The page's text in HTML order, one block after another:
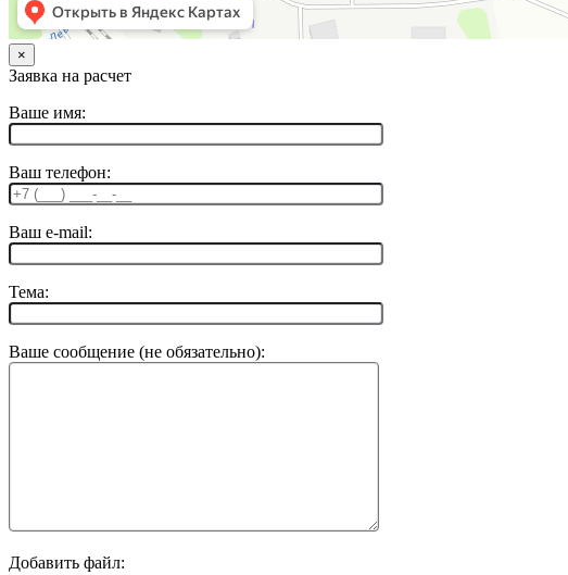
×
Заявка на расчет
Ваше имя:
Ваш телефон:
Ваш e-mail:
Тема:
Ваше сообщение (не обязательно):
Добавить файл: